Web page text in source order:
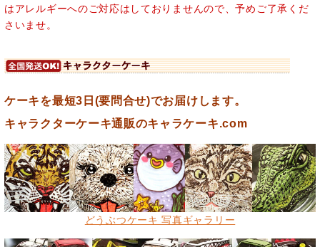
はアレルギーへのご対応はしておりませんので、予めご了承くだ
さいませ。
ケーキを最短3日(要問合せ)でお届けします。
キャラクターケーキ通販のキャラケーキ.com
どうぶつケーキ 写真ギャラリー